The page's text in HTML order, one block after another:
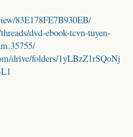
83E178FE7B930EB/
dvd-ebook-tcvn-tuyen-
drive/folders/1yLBzZ1rSQoNj